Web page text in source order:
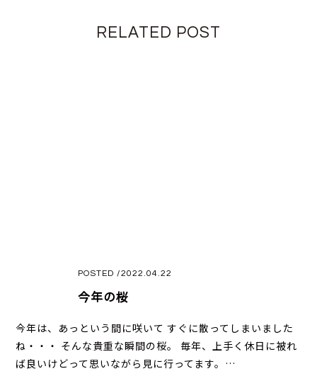
RELATED POST
POSTED /2022.04.22
今年の桜
今年は、あっという間に咲いて すぐに散ってしまいました
ね・・・ そんな貴重な瞬間の桜。 毎年、上手く休日に被れ
ば良いけどって思いながら見に行ってます。…